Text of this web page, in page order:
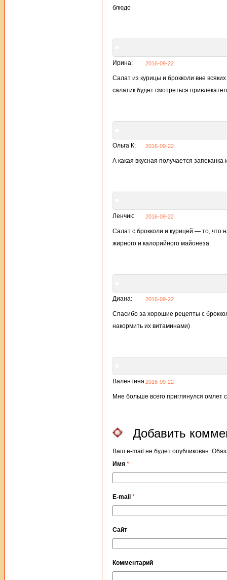
блюдо
Ирина: 2016-09-22
Салат из курицы и брокколи вне
салатик будет смотреться
Ольга К: 2016-09-22
А какая вкусная получается
Ленчик: 2016-09-22
Салат с брокколи и курицей — то, что
жирного и калорийного майонеза
Диана: 2016-09-22
Спасибо за хорошие рецепты с
накормить их витаминами)
Валентина:2016-09-22
Мне больше всего приглянулся омлет
Добавить
Ваш e-mail не будет опубликован.
Имя *
E-mail *
Сайт
Комментарий